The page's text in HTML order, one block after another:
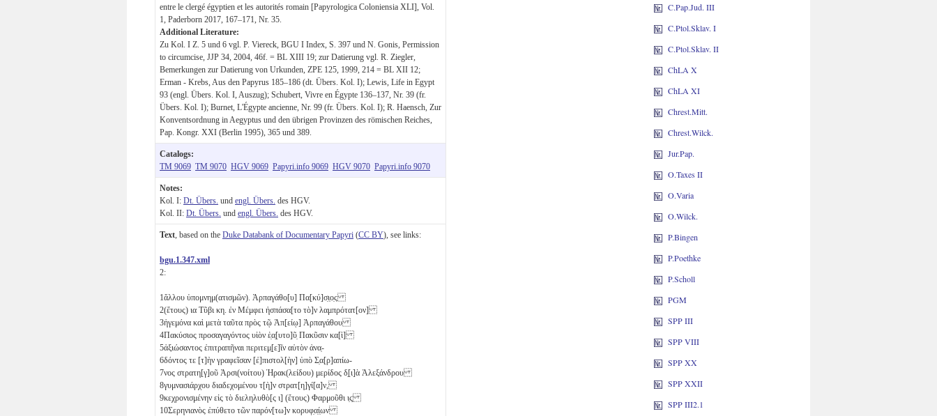
entre le clergé égyptien et les autorités romain [Papyrologica Coloniensia XLI], Vol.
1, Paderborn 2017, 167–171, Nr. 35.
Additional Literature:
Zu Kol. I Z. 5 und 6 vgl. P. Viereck, BGU I Index, S. 397 und N. Gonis, Permission
to circumcise, JJP 34, 2004, 46f. = BL XIII 19; zur Datierung vgl. R. Ziegler,
Bemerkungen zur Datierung von Urkunden, ZPE 125, 1999, 214 = BL XII 12;
Erman - Krebs, Aus den Papyrus 185–186 (dt. Übers. Kol. I); Lewis, Life in Egypt
93 (engl. Übers. Kol. I, Auszug); Schubert, Vivre en Égypte 136–137, Nr. 39 (fr.
Übers. Kol. I); Burnet, L'Égypte ancienne, Nr. 99 (fr. Übers. Kol. I); R. Haensch, Zur
Konventsordnung in Aegyptus und den übrigen Provinzen des römischen Reiches,
Pap. Kongr. XXI (Berlin 1995), 365 und 389.
Catalogs:
TM 9069 TM 9070 HGV 9069 Papyri.info 9069 HGV 9070 Papyri.info 9070
Notes:
Kol. I: Dt. Übers. und engl. Übers. des HGV.
Kol. II: Dt. Übers. und engl. Übers. des HGV.
Text , based on the Duke Databank of Documentary Papyri (CC BY), see links:
bgu.1.347.xml
2:
1ἄλλου ὑπομνημ(ατισμῶν). Ἁρπαγάθο[υ] Πα[κύ]σ̣ι̣ο̣ς
2(ἔτους) ια Τῦβι κη . ἐν Μέμφει ἠσπάσα[το τὸ]ν λαμπρότατ[ον]
3ἡγεμόνα καὶ μετὰ ταῦτα πρὸς τῷ Ἀπ[είῳ] Ἁρπαγάθου
4Πακύσιος προσαγαγόντος υἱὸν ἑ̣α̣[υτο]ῦ̣ Πακῦσιν κα[ὶ]
5ἀξιώσαντος ἐπιτραπῆναι περιτεμ̣[ε]ῖν αὐτὸν ἀνα̣-
6δόντος τε [τ]ὴν γραφεῖσαν [ἐ]πιστολ[ὴν] ὑπὸ Σ̣α[ρ]απίω-
7νος στρατη[γ]οῦ Ἀρσι(νοίτου) Ἡρακ(λείδου) μερίδος δ̣[ι]ὰ Ἀλεξάνδρου
8γυμνασιάρχου διαδεχομένου τ[ὴ]ν στρατ[η]γί[α]ν,
9κεχρονισμένην εἰς τὸ διεληλυθὸ[ς ι] (ἔτους) Φαρμοῦθι ι̣ϛ̣
10Σερηνιανὸς ἐπύθετο τῶν παρόν[τω]ν κορυφ̣α̣ί̣ων
C.Pap.Jud. III
C.Ptol.Sklav. I
C.Ptol.Sklav. II
ChLA X
ChLA XI
Chrest.Mitt.
Chrest.Wilck.
Jur.Pap.
O.Taxes II
O.Varia
O.Wilck.
P.Bingen
P.Poethke
P.Scholl
PGM
SPP III
SPP VIII
SPP XX
SPP XXII
SPP III2.1